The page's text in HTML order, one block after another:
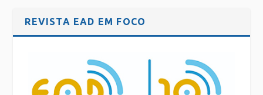
REVISTA EAD EM FOCO